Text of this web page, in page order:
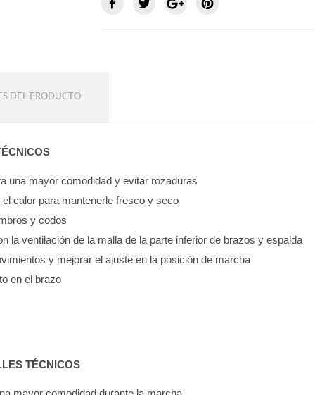
DEL PRODUCTO
una mayor comodidad y evitar rozaduras
calor para mantenerle fresco y seco
y codos
la ventilación de la malla de la parte inferior de brazos y espalda
y mejorar el ajuste en la posición de marcha
en el brazo
TÉCNICOS